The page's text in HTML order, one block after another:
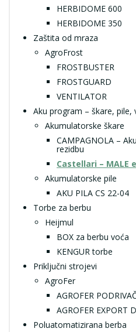
HERBIDOME 600
HERBIDOME 350
Zaštita od mraza
AgroFrost
FROSTBUSTER
FROSTGUARD
VENTILATOR
Aku program – škare, pile,
Akumulatorske škare
CAMPAGNOLA –
rezidbu
Castellari – MALE
Akumulatorske pile
AKU PILA CS 22-04
Torbe za berbu
Heijmul
BOX za berbu voća
KENGUR torbe
Priključni strojevi
AgroFer
AGROFER
AGROFER EXPORT
Poluatomatizirana berba